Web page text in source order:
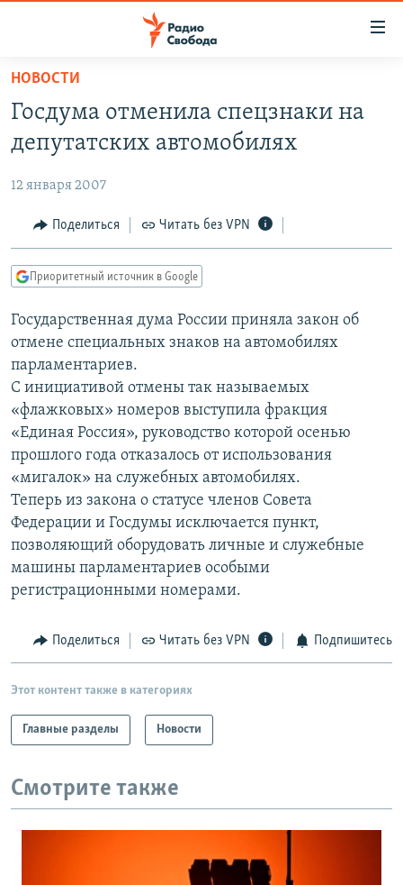
упрощенного
доступа
основному
Вернутся
главной
навигации
Вернутся
поиску
ПОДКАСТЫ
АВТОРСКИЕ ПРОЕКТЫ
ЦИТАТЫ СВОБОДЫ
МНЕНИЯ
IDEL.РЕАЛИИ
КАВКАЗ.РЕАЛИИ
СЕВЕР.РЕАЛИИ
СИБИРЬ.РЕАЛИИ
РАСПИСАНИЕ ВЕЩАНИЯ
ПОДПИШИТЕСЬ НА РАССЫЛКУ
СОЦИАЛЬНЫЕ СЕТИ
НОВОСТИ
Госдума отменила спецзнаки на
депутатских автомобилях
12 января 2007
Поделиться Читать без VPN
Приоритетный источник в Google
Государственная дума России приняла закон об
отмене специальных знаков на автомобилях
парламентариев.
С инициативой отмены так называемых
«флажковых» номеров выступила фракция
«Единая Россия», руководство которой осенью
прошлого года отказалось от использования
«мигалок» на служебных автомобилях.
Теперь из закона о статусе членов Совета
Федерации и Госдумы исключается пункт,
позволяющий оборудовать личные и служебные
машины парламентариев особыми
регистрационными номерами.
Поделиться Читать без VPN Подпишитесь
Этот контент также в категориях
Главные разделы Новости
Смотрите также